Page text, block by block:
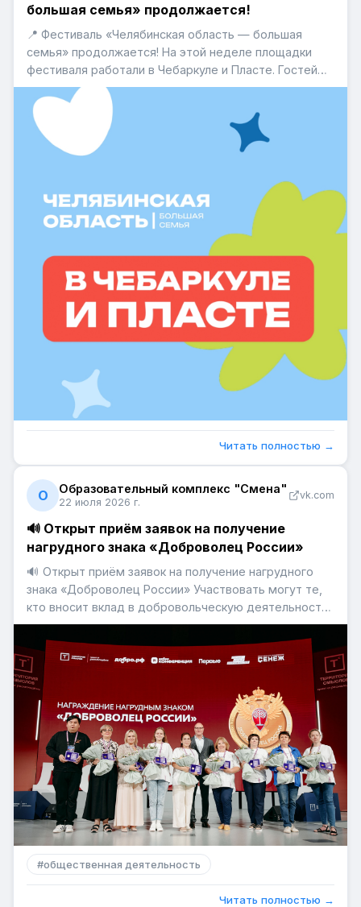
большая семья» продолжается!
📍 Фестиваль «Челябинская область — большая
семья» продолжается! На этой неделе площадки
фестиваля работали в Чебаркуле и Пласте. Гостей
ждали профессиональные пробы, мастер-классы и
профориентационные консультации, где каждый
смог попробовать себя в разных направлениях и
узнать больше о профессия
Читать полностью →
О Образовательный комплекс "Смена"
22 июля 2026 г.
vk.com
🔊 Открыт приём заявок на получение
нагрудного знака «Доброволец России»
🔊 Открыт приём заявок на получение нагрудного
знака «Доброволец России» Участвовать могут те,
кто вносит вклад в добровольческую деятельность,
совершает героические поступки, а также
способствует развитию донорства 💬 «Сегодня уже
почти 10 млн добровольцев объединились в единое
движение на платформ
#общественная деятельность
Читать полностью →